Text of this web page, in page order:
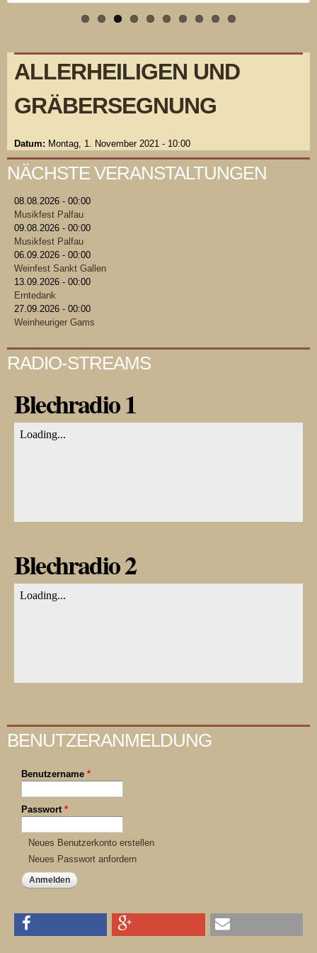
ALLERHEILIGEN UND
GRÄBERSEGNUNG
Datum: Montag, 1. November 2021 - 10:00
NÄCHSTE VERANSTALTUNGEN
08.08.2026 - 00:00
Musikfest Palfau
09.08.2026 - 00:00
Musikfest Palfau
06.09.2026 - 00:00
Weinfest Sankt Gallen
13.09.2026 - 00:00
Erntedank
27.09.2026 - 00:00
Weinheuriger Gams
RADIO-STREAMS
Blechradio 1
Blechradio 2
BENUTZERANMELDUNG
Benutzername *
Passwort *
Neues Benutzerkonto erstellen
Neues Passwort anfordern